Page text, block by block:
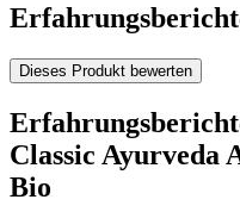
Dieses Produkt bewerten
Classic Ayurveda
Bio